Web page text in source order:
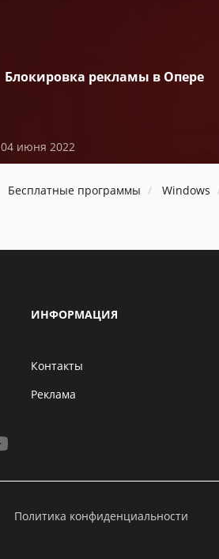
Блокировка рекламы в Опере
04 июня 2022
Бесплатные программы Windows
ИНФОРМАЦИЯ
Контакты
Реклама
Политика конфиденциальности